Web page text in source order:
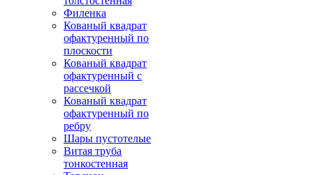
Филенка
Кованый квадрат
офактуренный по
плоскости
Кованый квадрат
офактуренный с
рассечкой
Кованый квадрат
офактуренный по
ребру
Шары пустотелые
Витая труба
тонкостенная